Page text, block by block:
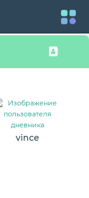
Toggle
vince